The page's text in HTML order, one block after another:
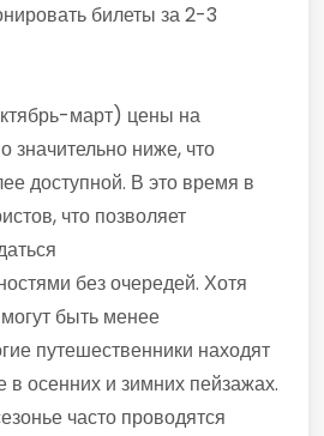
билеты за 2-3
март) цены на
значительно ниже, что
доступной. В это время в
что позволяет
без очередей. Хотя
быть менее
путешественники находят
в осенних и зимних пейзажах.
часто проводятся